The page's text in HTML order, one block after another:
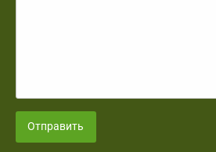
Отправить